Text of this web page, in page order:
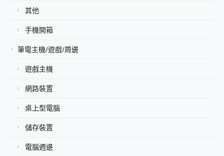
其他
手機開箱
筆電主機/遊戲/周邊
遊戲主機
網路裝置
桌上型電腦
儲存裝置
電腦週邊